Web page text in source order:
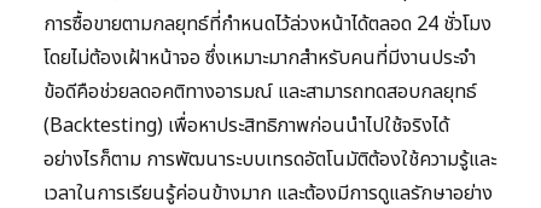
การซื้อขายตามกลยุทธ์ที่กำหนดไว้ล่วงหน้าได้ตลอด 24 ชั่วโมง
โดยไม่ต้องเฝ้าหน้าจอ ซึ่งเหมาะมากสำหรับคนที่มีงานประจำ
ข้อดีคือช่วยลดอคติทางอารมณ์ และสามารถทดสอบกลยุทธ์
(Backtesting) เพื่อหาประสิทธิภาพก่อนนำไปใช้จริงได้
อย่างไรก็ตาม การพัฒนาระบบเทรดอัตโนมัติต้องใช้ความรู้และ
เวลาในการเรียนรู้ค่อนข้างมาก และต้องมีการดูแลรักษาอย่าง